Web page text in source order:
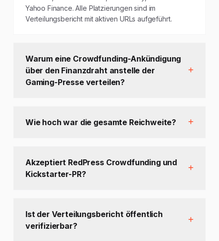
Yahoo Finance. Alle Platzierungen sind im
Verteilungsbericht mit aktiven URLs aufgeführt.
Warum eine Crowdfunding-Ankündigung
über den Finanzdraht anstelle der
Gaming-Presse verteilen?
Wie hoch war die gesamte Reichweite?
Akzeptiert RedPress Crowdfunding und
Kickstarter-PR?
Ist der Verteilungsbericht öffentlich
verifizierbar?